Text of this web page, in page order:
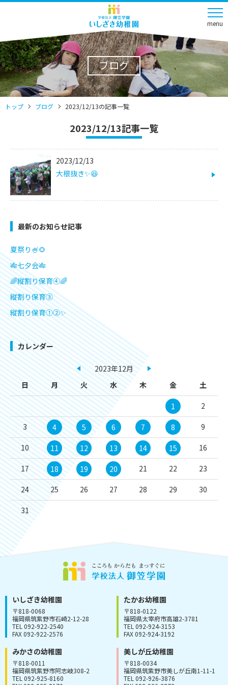
menu
ブログ
トップ ブログ 2023/12/13の記事一覧
2023/12/13記事一覧
2023/12/13
大根抜き✨😆
最新のお知らせ記事
夏祭り🍧🌻
🎋七夕会🎋
🌈縦割り保育④🌈
縦割り保育③
縦割り保育①②✨
カレンダー
2023年12月
日
月 火 水 木 金 土
1 2
3 4 5 6 7 8 9
10 11 12 13 14 15 16
17 18 19 20 21 22 23
24 25 26 27 28 29 30
31
いしざき幼稚園
〒818-0068
福岡県筑紫野市石崎2-12-28
TEL 092-922-2540
FAX 092-922-2576
たかお幼稚園
〒818-0122
福岡県太宰府市高雄2-3781
TEL 092-924-3153
FAX 092-924-3192
みかさの幼稚園
〒818-0011
福岡県筑紫野市阿志岐308-2
TEL 092-925-8160
美しが丘幼稚園
〒818-0034
福岡県筑紫野市美しが丘南1-11-1
TEL 092-926-3876